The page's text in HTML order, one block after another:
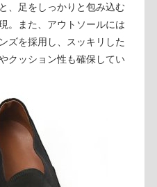
、足をしっかりと包み込む
。また、アウトソールには
ズを採用し、スッキリした
クッション性も確保してい